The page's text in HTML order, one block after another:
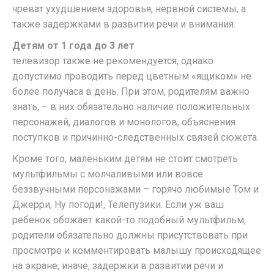
чреват ухудшением здоровья, нервной системы, а
также задержками в развитии речи и внимания.
Детям от 1 года до 3 лет
телевизор также не рекомендуется, однако
допустимо проводить перед цветным «ящиком» не
более получаса в день. При этом, родителям важно
знать, – в них обязательно наличие положительных
персонажей, диалогов и монологов, объяснения
поступков и причинно-следственных связей сюжета.
Кроме того, маленьким детям не стоит смотреть
мультфильмы с молчаливыми или вовсе
беззвучными персонажами – горячо любимые Том и
Джерри, Ну погоди!, Телепузики. Если уж ваш
ребенок обожает какой-то подобный мультфильм,
родители обязательно должны присутствовать при
просмотре и комментировать малышу происходящее
на экране, иначе, задержки в развитии речи и